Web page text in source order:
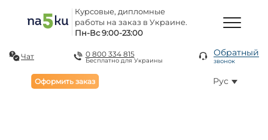
Курсовые, дипломные
работы на заказ в Украине.
Пн-Вс 9:00-23:00
Чат 0 800 334 815
Бесплатно для Украины
Обратный
звонок
Оформить заказ Рус